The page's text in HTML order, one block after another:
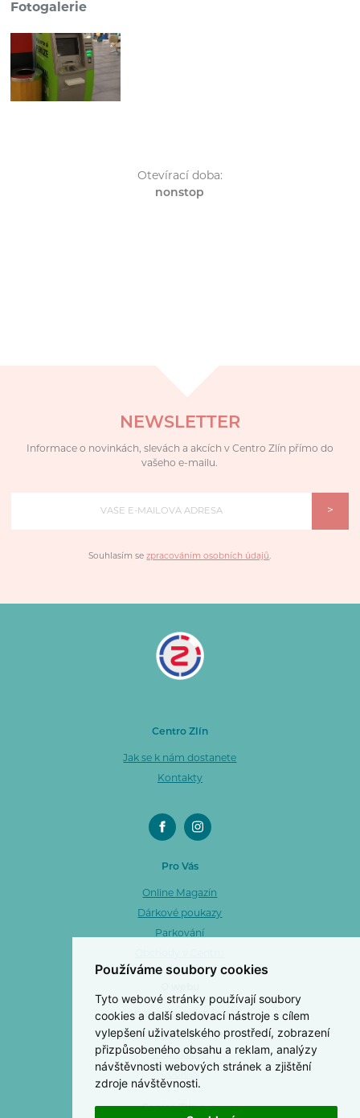
Používáme soubory cookies
Tyto webové stránky používají soubory
cookies a další sledovací nástroje s cílem
vylepšení uživatelského prostředí, zobrazení
přizpůsobeného obsahu a reklam, analýzy
návštěvnosti webových stránek a zjištění
zdroje návštěvnosti.
Fotogalerie
Otevírací doba:
nonstop
NEWSLETTER
Informace o novinkách, slevách a akcích v Centro Zlín přímo do
vašeho e-mailu.
>
Souhlasím sezpracováním osobních údajů.
Centro Zlín
Jak se k nám dostanete
Kontakty
Pro Vás
Online Magazín
Dárkové poukazy
Parkování
Ochrana osobních údajů
Prohlášení o přístupnosti
Mapa webu
Centro Zlín a. s.